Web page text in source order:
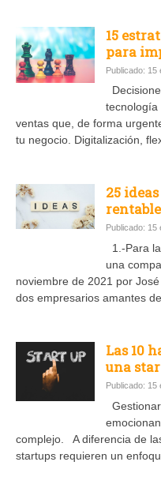
15
para
Publicado: 15
tecnología
ventas que, de forma
tu negocio. Digitalización,
25
Publicado: 15
1.-Para
una
noviembre de 2021 por
dos empresarios amantes
Las 10
una
Publicado: 15
complejo. A diferencia de
startups requieren un